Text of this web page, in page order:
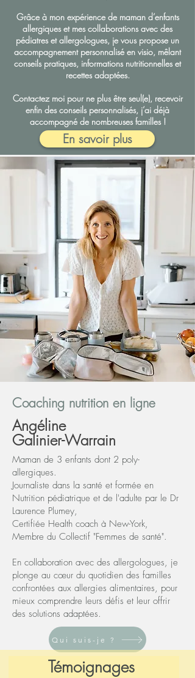
Grâce à mon expérience de maman d’enfants
allergiques et mes collaborations avec des
pédiatres et allergologues, je vous propose un
accompagnement personnalisé en visio, mêlant
conseils pratiques, informations nutritionnelles et
recettes adaptées.
Contactez moi pour ne plus être seul(e), recevoir
enfin des conseils personnalisés, j’ai déjà
accompagné de nombreuses familles !
En savoir plus
Coaching nutrition en ligne
Angéline
Galinier-Warrain
Maman de 3 enfants dont 2 poly-
allergiques.
Journaliste dans la santé et formée en
Nutrition pédiatrique et de l'adulte par le Dr
Laurence Plumey,
Certifiée Health coach à New-York,
Membre du Collectif "Femmes de santé".
En collaboration avec des allergologues, je
plonge au cœur du quotidien des familles
confrontées aux allergies alimentaires, pour
mieux comprendre leurs défis et leur offrir
des solutions adaptées.
Qui suis-je ?
Témoignages